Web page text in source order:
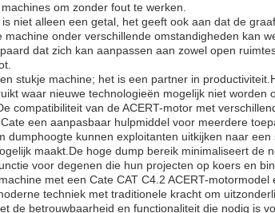
om zonder fout te werken.
niet alleen een getal, het geeft ook aan dat de
machine onder verschillende omstandigheden kan
dat zich kan aanpassen aan zowel open
stukje machine; het is een partner in
waar nieuwe technologieën mogelijk niet worden
compatibiliteit van de ACERT-motor met
een aanpasbaar hulpmiddel voor meerdere
dumphoogte kunnen exploitanten uitkijken naar
maakt.De hoge dump bereik minimaliseert de
voor degenen die hun projecten op koers en
met een Cate CAT C4.2 ACERT-
techniek met traditionele kracht om
de betrouwbaarheid en functionaliteit die nodig is